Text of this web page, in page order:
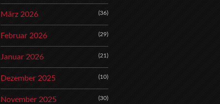
März 2026 (36)
Februar 2026 (29)
Januar 2026 (21)
Dezember 2025 (10)
November 2025 (30)